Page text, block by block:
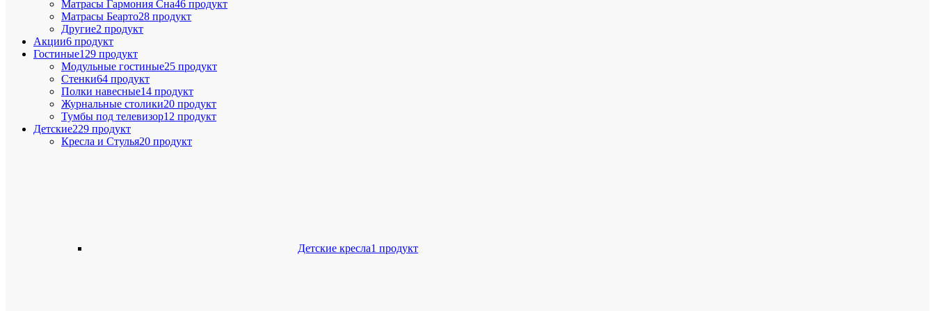
Матрасы Гармония Сна46 продукт
Матрасы Беарто28 продукт
Другие2 продукт
Акции6 продукт
Гостиные129 продукт
Модульные гостиные25 продукт
Стенки64 продукт
Полки навесные14 продукт
Журнальные столики20 продукт
Тумбы под телевизор12 продукт
Детские229 продукт
Кресла и Стулья20 продукт
Детские кресла1 продукт